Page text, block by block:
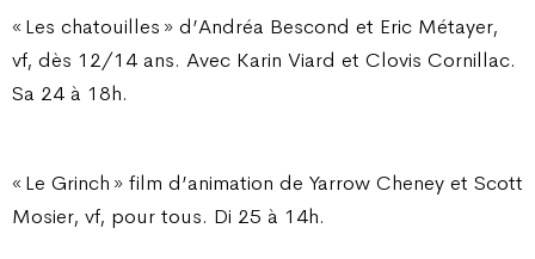
« Les chatouilles » d’Andréa Bescond et Eric Métayer,
vf, dès 12/14 ans. Avec Karin Viard et Clovis Cornillac.
Sa 24 à 18h.
« Le Grinch » film d’animation de Yarrow Cheney et Scott
Mosier, vf, pour tous. Di 25 à 14h.